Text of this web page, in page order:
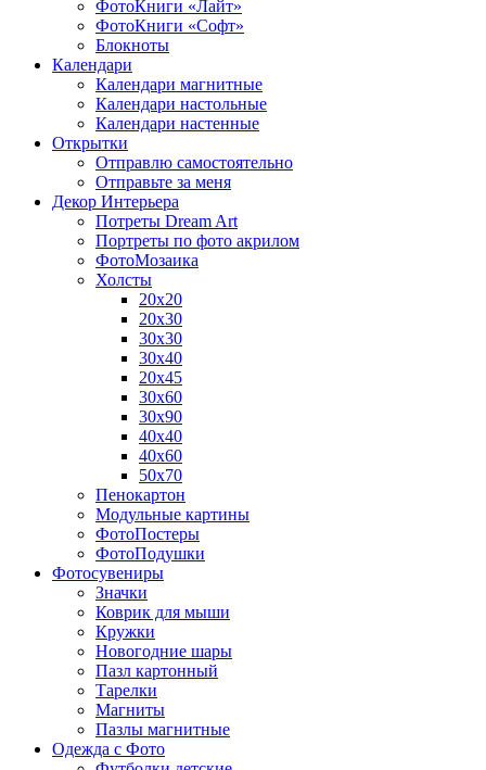
ФотоКниги «Лайт»
ФотоКниги «Софт»
Блокноты
Календари
Календари магнитные
Календари настольные
Календари настенные
Открытки
Отправлю самостоятельно
Отправьте за меня
Декор Интерьера
Потреты Dream Art
Портреты по фото акрилом
ФотоМозаика
Холсты
20х20
20х30
30х30
30х40
20х45
30х60
30х90
40х40
40х60
50х70
Пенокартон
Модульные картины
ФотоПостеры
ФотоПодушки
Фотоcувениры
Значки
Коврик для мыши
Кружки
Новогодние шары
Пазл картонный
Тарелки
Магниты
Пазлы магнитные
Одежда с Фото